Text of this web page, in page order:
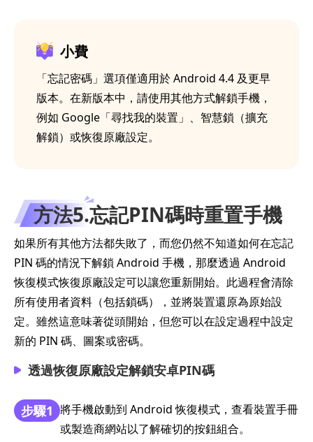
小費
「忘記密碼」選項僅適用於 Android 4.4 及更早
版本。在新版本中，請使用其他方式解鎖手機，
例如 Google「尋找我的裝置」、智慧鎖（擴充
解鎖）或恢復原廠設定。
方法5.忘記PIN碼時重置手機
如果所有其他方法都失敗了，而您仍然不知道如何在忘記
PIN 碼的情況下解鎖 Android 手機，那麼透過 Android
恢復模式恢復原廠設定可以讓您重新開始。此過程會清除
所有使用者資料（包括鎖碼），並將裝置還原為原始設
定。雖然這意味著從頭開始，但您可以在設定過程中設定
新的 PIN 碼、圖案或密碼。
透過恢復原廠設定解鎖安卓PIN碼
步驟1 將手機啟動到 Android 恢復模式，查看裝置手冊
或製造商網站以了解確切的按鈕組合。